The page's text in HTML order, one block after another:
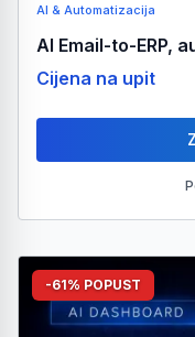
AI & Automatizacija
AI Email-to-ERP,
Cijena na upit
-61% POPUST